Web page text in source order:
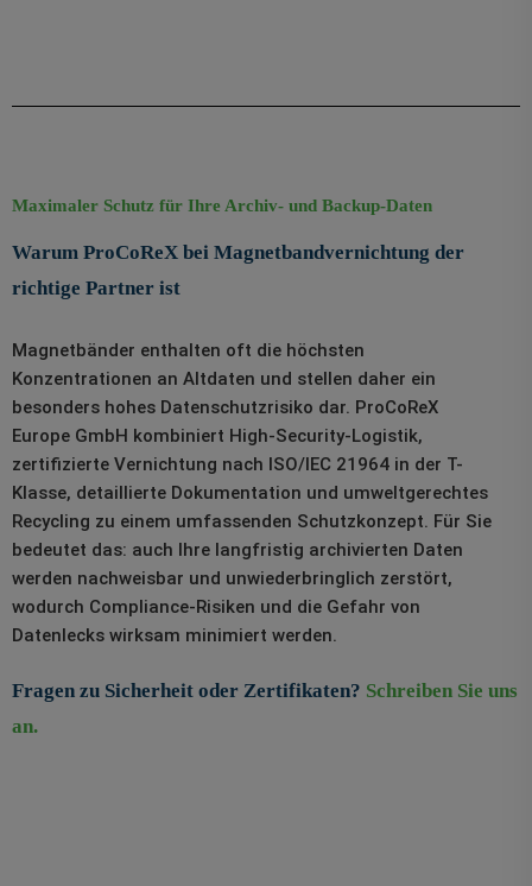
Maximaler Schutz für Ihre Archiv- und Backup-Daten
Warum ProCoReX bei Magnetbandvernichtung der
richtige Partner ist
Magnetbänder enthalten oft die höchsten
Konzentrationen an Altdaten und stellen daher ein
besonders hohes Datenschutzrisiko dar. ProCoReX
Europe GmbH kombiniert High-Security-Logistik,
zertifizierte Vernichtung nach ISO/IEC 21964 in der T-
Klasse, detaillierte Dokumentation und umweltgerechtes
Recycling zu einem umfassenden Schutzkonzept. Für Sie
bedeutet das: auch Ihre langfristig archivierten Daten
werden nachweisbar und unwiederbringlich zerstört,
wodurch Compliance-Risiken und die Gefahr von
Datenlecks wirksam minimiert werden.
Fragen zu Sicherheit oder Zertifikaten? Schreiben Sie uns
an.